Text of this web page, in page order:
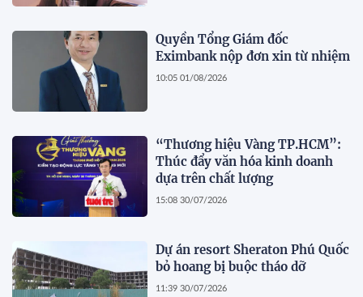
Quyền Tổng Giám đốc
Eximbank nộp đơn xin từ nhiệm
10:05 01/08/2026
“Thương hiệu Vàng TP.HCM”:
Thúc đẩy văn hóa kinh doanh
dựa trên chất lượng
15:08 30/07/2026
Dự án resort Sheraton Phú Quốc
bỏ hoang bị buộc tháo dỡ
11:39 30/07/2026